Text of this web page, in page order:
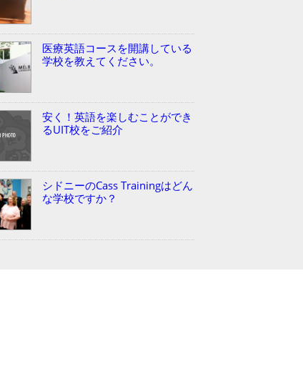
医療英語コースを開講している
学校を教えてください。
安く！英語を楽しむことができ
るUIT校をご紹介
シドニーのCass Trainingはどん
な学校ですか？